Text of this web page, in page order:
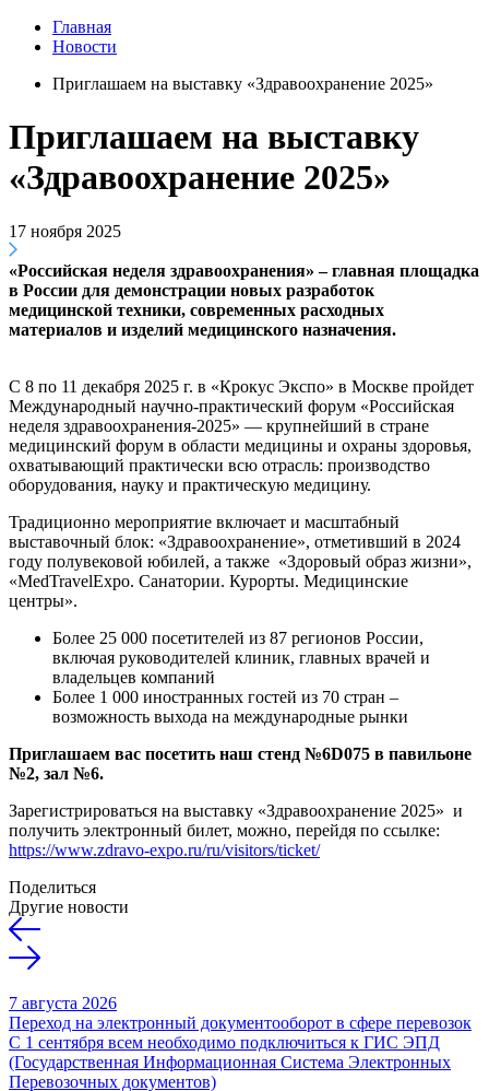
Главная
Новости
Приглашаем на выставку «Здравоохранение 2025»
Приглашаем на выставку
«Здравоохранение 2025»
17 ноября 2025
«Российская неделя здравоохранения» – главная площадка
в России для демонстрации новых разработок
медицинской техники, современных расходных
материалов и изделий медицинского назначения.
С 8 по 11 декабря 2025 г. в «Крокус Экспо» в Москве пройдет
Международный научно-практический форум «Российская
неделя здравоохранения-2025» ― крупнейший в стране
медицинский форум в области медицины и охраны здоровья,
охватывающий практически всю отрасль: производство
оборудования, науку и практическую медицину.
Традиционно мероприятие включает и масштабный
выставочный блок: «Здравоохранение», отметивший в 2024
году полувековой юбилей, а также «Здоровый образ жизни»,
«MedTravelExpo. Санатории. Курорты. Медицинские
центры».
Более 25 000 посетителей из 87 регионов России,
включая руководителей клиник, главных врачей и
владельцев компаний
Более 1 000 иностранных гостей из 70 стран –
возможность выхода на международные рынки
Приглашаем вас посетить наш стенд №6D075 в павильоне
№2, зал №6.
Зарегистрироваться на выставку «Здравоохранение 2025» и
получить электронный билет, можно, перейдя по ссылке:
https://www.zdravo-expo.ru/ru/visitors/ticket/
Поделиться
Другие новости
7 августа 2026
Переход на электронный документооборот в сфере перевозок
С 1 сентября всем необходимо подключиться к ГИС ЭПД
(Государственная Информационная Система Электронных
Перевозочных документов)